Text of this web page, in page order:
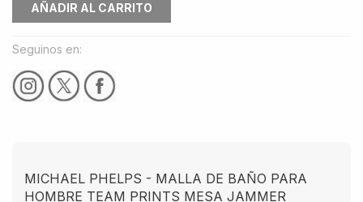
AÑADIR AL CARRITO
Seguinos en:
MICHAEL PHELPS - MALLA DE BAÑO PARA
HOMBRE TEAM PRINTS MESA JAMMER